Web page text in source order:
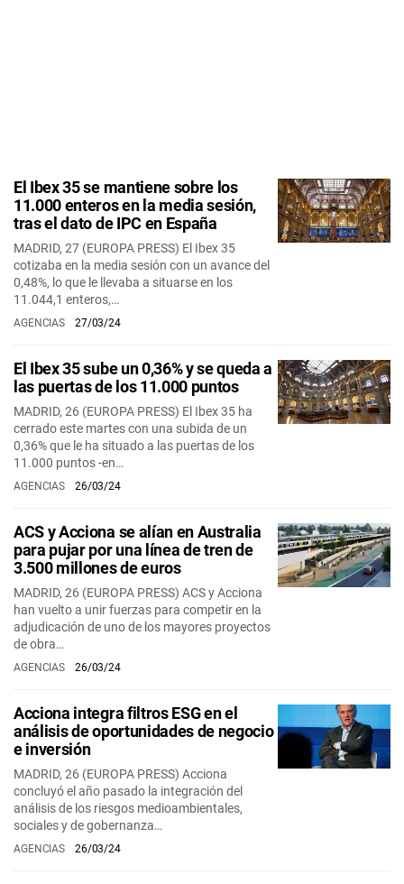
El Ibex 35 se mantiene sobre los
11.000 enteros en la media sesión,
tras el dato de IPC en España
MADRID, 27 (EUROPA PRESS) El Ibex 35
cotizaba en la media sesión con un avance del
0,48%, lo que le llevaba a situarse en los
11.044,1 enteros,…
AGENCIAS 27/03/24
El Ibex 35 sube un 0,36% y se queda a
las puertas de los 11.000 puntos
MADRID, 26 (EUROPA PRESS) El Ibex 35 ha
cerrado este martes con una subida de un
0,36% que le ha situado a las puertas de los
11.000 puntos -en…
AGENCIAS 26/03/24
ACS y Acciona se alían en Australia
para pujar por una línea de tren de
3.500 millones de euros
MADRID, 26 (EUROPA PRESS) ACS y Acciona
han vuelto a unir fuerzas para competir en la
adjudicación de uno de los mayores proyectos
de obra…
AGENCIAS 26/03/24
Acciona integra filtros ESG en el
análisis de oportunidades de negocio
e inversión
MADRID, 26 (EUROPA PRESS) Acciona
concluyó el año pasado la integración del
análisis de los riesgos medioambientales,
sociales y de gobernanza…
AGENCIAS 26/03/24